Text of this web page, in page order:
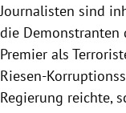
Journalisten sind
die Demonstranten
Premier als
Riesen-
Regierung reichte,